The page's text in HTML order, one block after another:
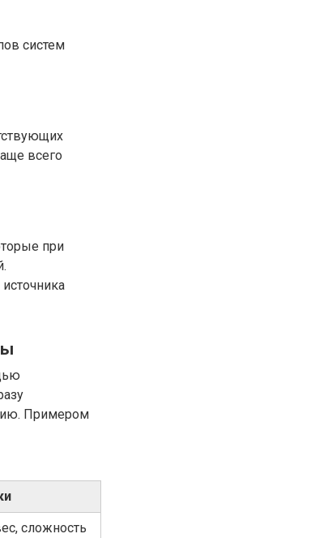
систем
всего
при
Примером
сложность